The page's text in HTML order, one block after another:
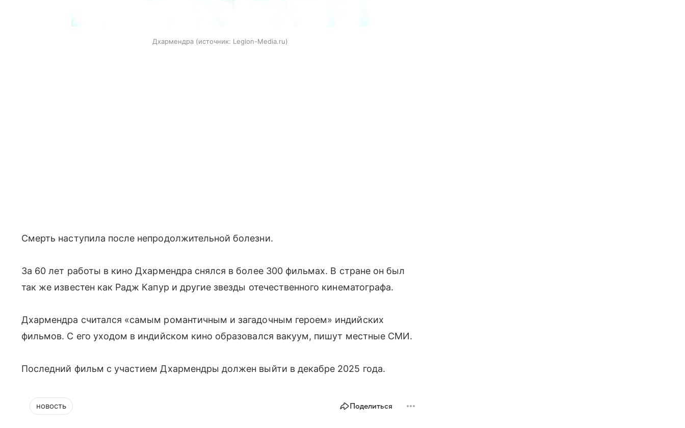
Дхармендра источник: Legion-Media.ru
Смерть наступила после непродолжительной болезни.
За 60 лет работы в кино Дхармендра снялся в более 300 фильмах. В стране он был
так же известен как Радж Капур и другие звезды отечественного кинематографа.
Дхармендра считался «самым романтичным и загадочным героем» индийских
фильмов. С его уходом в индийском кино образовался вакуум, пишут местные СМИ.
Последний фильм с участием Дхармендры должен выйти в декабре 2025 года.
новость Поделиться